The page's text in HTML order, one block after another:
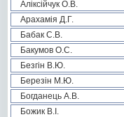
Аліксійчук О.В.
Арахамія Д.Г.
Бабак С.В.
Бакумов О.С.
Безгін В.Ю.
Березін М.Ю.
Богданець А.В.
Божик В.І.